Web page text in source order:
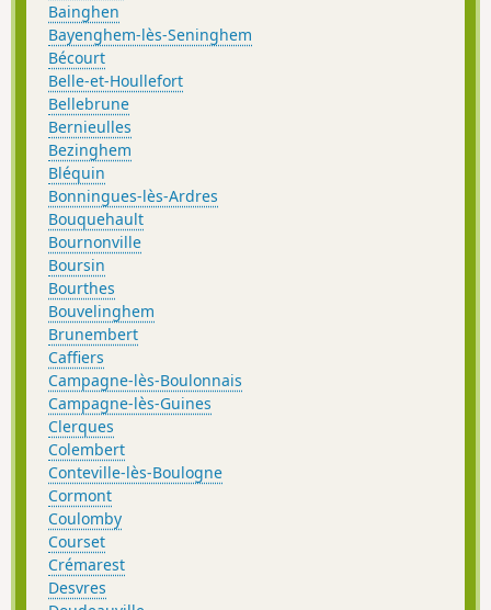
Bainghen
Bayenghem-lès-Seninghem
Bécourt
Belle-et-Houllefort
Bellebrune
Bernieulles
Bezinghem
Bléquin
Bonningues-lès-Ardres
Bouquehault
Bournonville
Boursin
Bourthes
Bouvelinghem
Brunembert
Caffiers
Campagne-lès-Boulonnais
Campagne-lès-Guines
Clerques
Colembert
Conteville-lès-Boulogne
Cormont
Coulomby
Courset
Crémarest
Desvres